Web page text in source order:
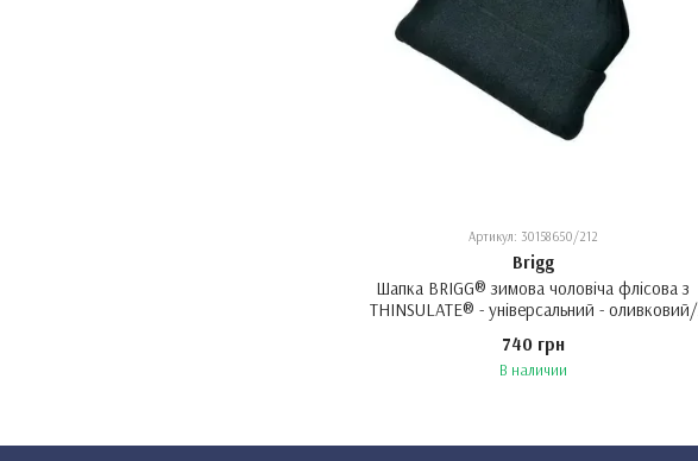
Артикул: 30158650/212
Brigg
Шапка BRIGG® зимова чоловіча флісова з
THINSULATE® - універсальний - оливковий/
740 грн
В наличии